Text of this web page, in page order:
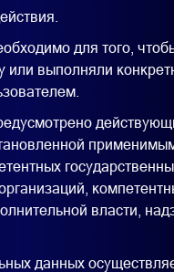
для того,
или выполняли
власти,
данных